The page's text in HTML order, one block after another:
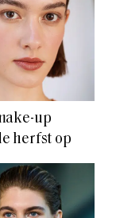
up
herfst op